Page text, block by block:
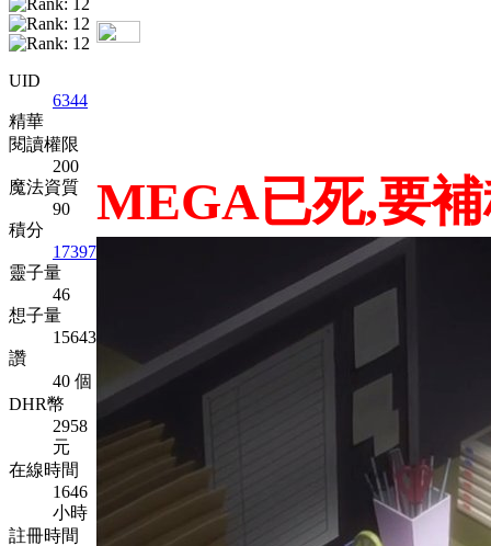
UID
6344
精華
閱讀權限
200
魔法資質
90
積分
17397
靈子量
46
想子量
15643
讚
40 個
DHR幣
2958
元
在線時間
1646
小時
註冊時間
MEGA已死,要